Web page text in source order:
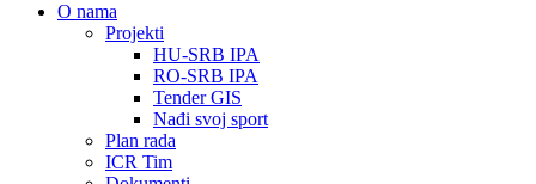
О nama
Projekti
HU-SRB IPA
RO-SRB IPA
Tender GIS
Nađi svoj sport
Plan rada
ICR Tim